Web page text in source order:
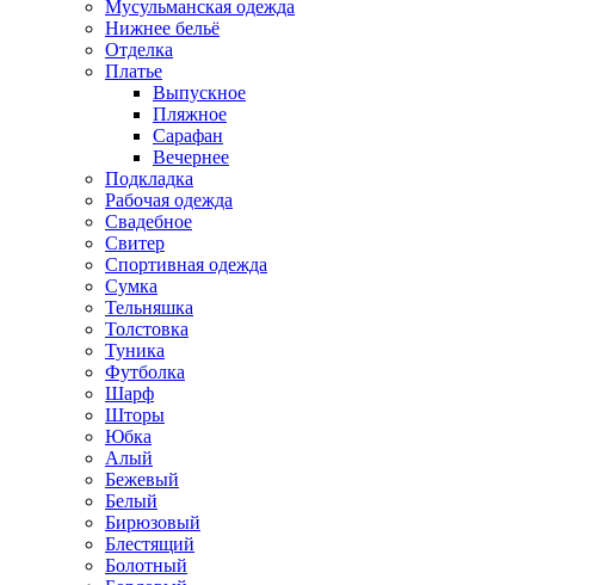
Мусульманская одежда
Нижнее бельё
Отделка
Платье
Выпускное
Пляжное
Сарафан
Вечернее
Подкладка
Рабочая одежда
Свадебное
Свитер
Спортивная одежда
Сумка
Тельняшка
Толстовка
Туника
Футболка
Шарф
Шторы
Юбка
Алый
Бежевый
Белый
Бирюзовый
Блестящий
Болотный